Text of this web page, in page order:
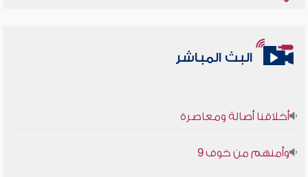
البث المباشر
أخلاقنا أصالة ومعاصرة
وأمنهم من خوف 9